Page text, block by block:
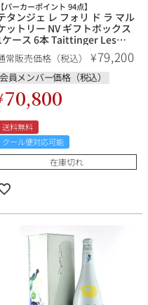
【パーカーポイント 94点】
タンジェ レ フォリ ド ラ マル
ットリー NV ギフトボックス
ケース 6本 Taittinger Les
de la Marquetterie フラ
ス シャンパン シャンパーニ
常販売価格（税込） ¥79,200
会員メンバー価格（税込）
70,800
送料無料
クール便対応可能
在庫切れ